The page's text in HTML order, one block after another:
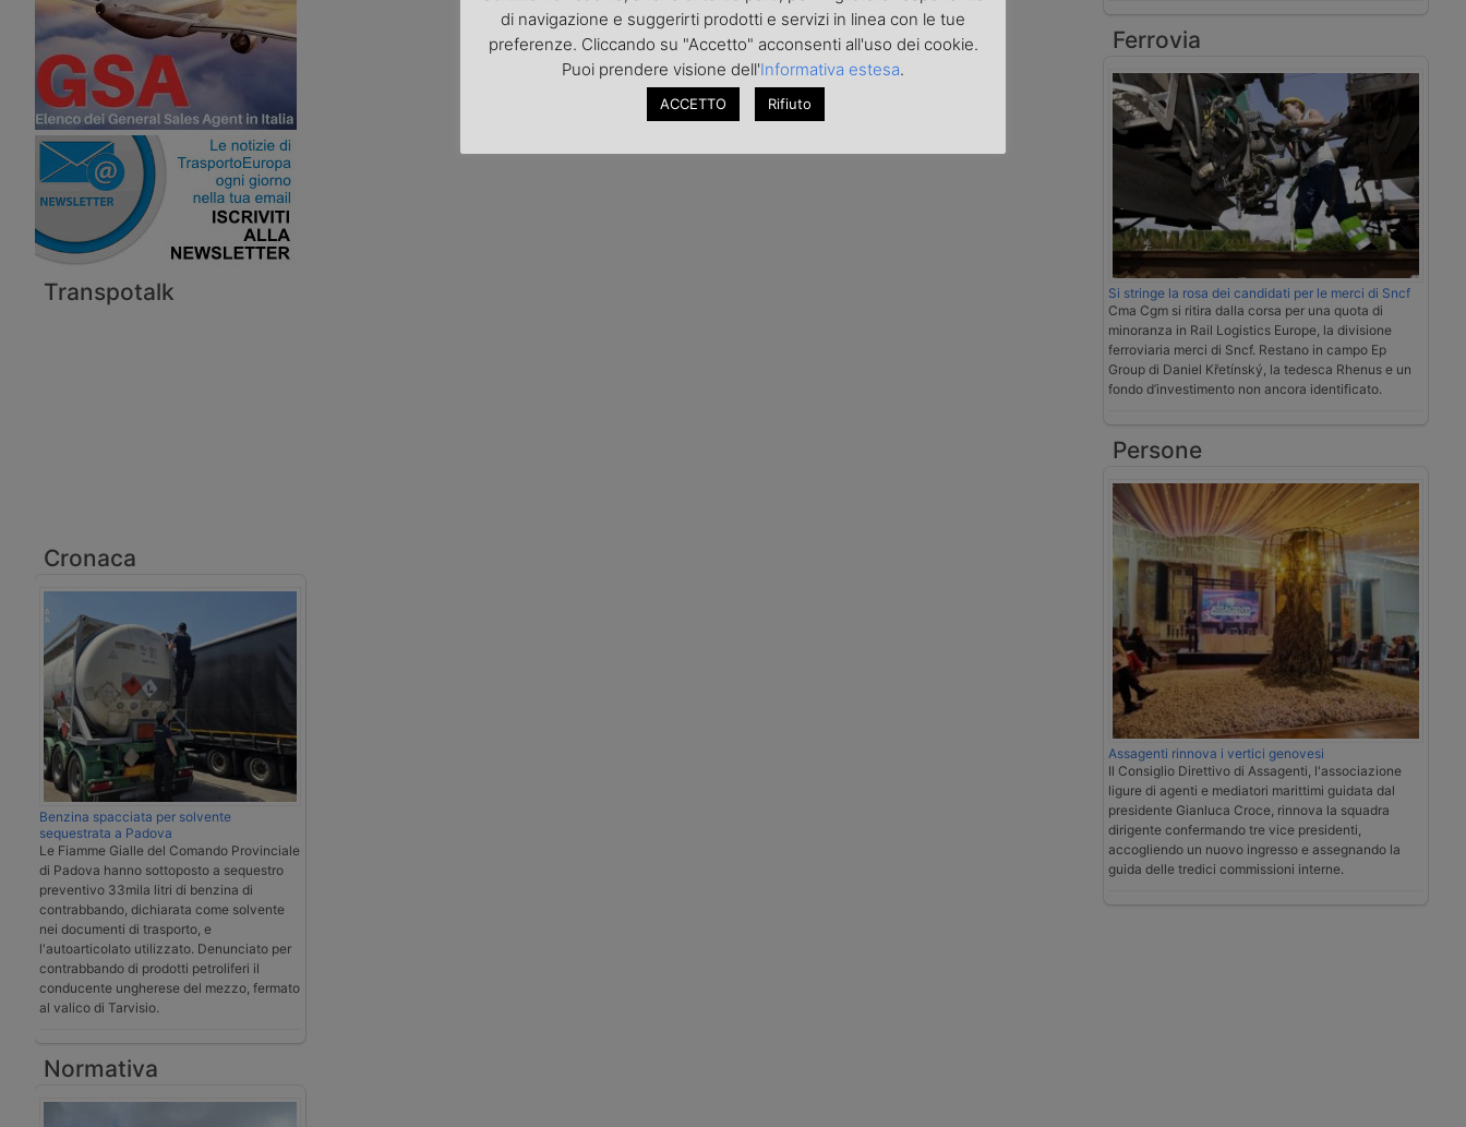
Transpotalk
Cronaca
Benzina spacciata per solvente
sequestrata a Padova
Le Fiamme Gialle del Comando Provinciale
di Padova hanno sottoposto a sequestro
preventivo 33mila litri di benzina di
contrabbando, dichiarata come solvente
nei documenti di trasporto, e
l'autoarticolato utilizzato. Denunciato per
contrabbando di prodotti petroliferi il
conducente ungherese del mezzo, fermato
al valico di Tarvisio.
Normativa
Ferrovia
Si stringe la rosa dei candidati per le merci di Sncf
Cma Cgm si ritira dalla corsa per una quota di
minoranza in Rail Logistics Europe, la divisione
ferroviaria merci di Sncf. Restano in campo Ep
Group di Daniel Křetínský, la tedesca Rhenus e un
fondo d’investimento non ancora identificato.
Persone
Assagenti rinnova i vertici genovesi
Il Consiglio Direttivo di Assagenti, l'associazione
ligure di agenti e mediatori marittimi guidata dal
presidente Gianluca Croce, rinnova la squadra
dirigente confermando tre vice presidenti,
accogliendo un nuovo ingresso e assegnando la
guida delle tredici commissioni interne.
di navigazione e suggerirti prodotti e servizi in linea con le tue
preferenze. Cliccando su "Accetto" acconsenti all'uso dei cookie.
Puoi prendere visione dell'Informativa estesa.
ACCETTO Rifiuto